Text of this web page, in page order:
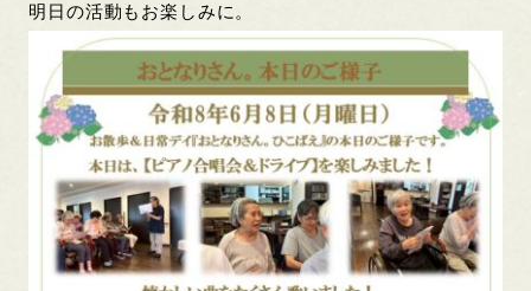
明日の活動もお楽しみに。